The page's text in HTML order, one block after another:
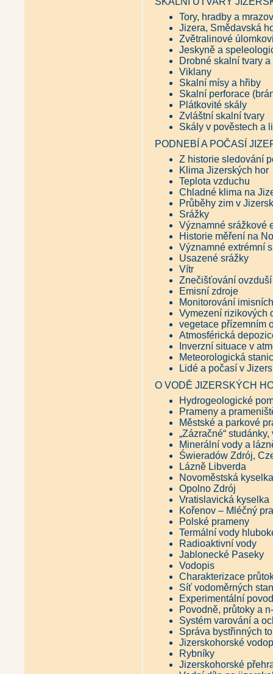
Tory, hradby a
Jizera, Smědavská
Zvětralinové
Jeskyně a
Drobné skalní tvary
Viklany
Skalní mísy a hřiby
Skalní perforace
Plátkovité skály
Zvláštní skalní tvary
Skály v pověstech a
PODNEBÍ A POČASÍ
Z historie sledování
Klima Jizerských hor
Teplota vzduchu
Chladné klima na
Průběhy zim v
Srážky
Významné srážkové
Historie měření na
Významné extrémní
Usazené srážky
Vítr
Znečišťování ovzduší
Emisní zdroje
Monitorování
Vymezení rizikových
vegetace přízemním
Atmosférická
Inverzní situace v
Meteorologická
Lidé a počasí v
O VODĚ JIZERSKÝCH
Hydrogeologické
Prameny a
Městské a parkové
„Zázračné“
Minerální vody a
Świeradów Zdrój,
Lázně Libverda
Novoměstská kyselka
Opolno Zdrój
Vratislavická kyselka
Kořenov – Mléčný
Polské prameny
Termální vody
Radioaktivní vody
Jablonecké Paseky
Vodopis
Charakterizace
Síť vodoměrných
Experimentální
Povodně, průtoky a
Systém varování a
Správa bystřinných
Jizerskohorské
Rybníky
Jizerskohorské